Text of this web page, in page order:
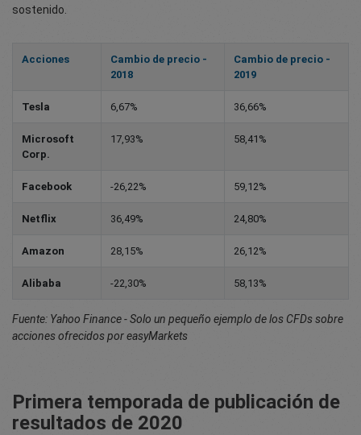
sostenido.
Acciones
Cambio de precio -
2018
Cambio de precio -
2019
Tesla 6,67% 36,66%
Microsoft
Corp.
17,93% 58,41%
Facebook -26,22% 59,12%
Netflix 36,49% 24,80%
Amazon 28,15% 26,12%
Alibaba -22,30% 58,13%
Fuente: Yahoo Finance - Solo un pequeño ejemplo de los CFDs sobre
acciones ofrecidos por easyMarkets
Primera temporada de publicación de
resultados de 2020